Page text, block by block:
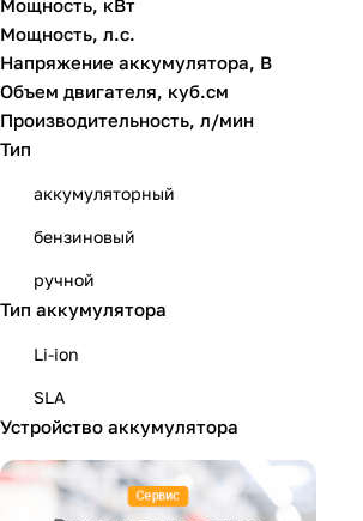
HOZELOCK
Huter
MTX
STIHL
Мобил К
Мощность, кВт
Мощность, л.с.
Напряжение аккумулятора, В
Объем двигателя, куб.см
Производительность, л/мин
Тип
аккумуляторный
бензиновый
ручной
Тип аккумулятора
Li-ion
SLA
Устройство аккумулятора